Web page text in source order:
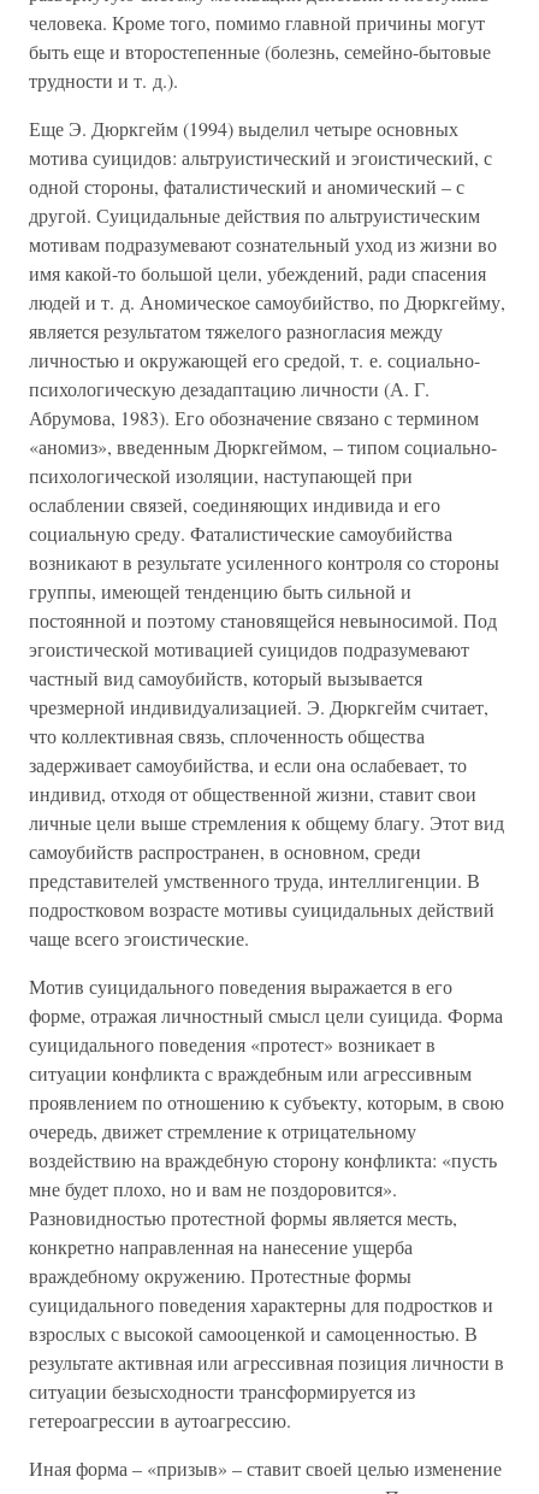
человека. Кроме того, помимо главной причины могут
быть еще и второстепенные (болезнь, семейно-бытовые
трудности и т. д.).
Еще Э. Дюркгейм (1994) выделил четыре основных
мотива суицидов: альтруистический и эгоистический, с
одной стороны, фаталистический и аномический – с
другой. Суицидальные действия по альтруистическим
мотивам подразумевают сознательный уход из жизни во
имя какой-то большой цели, убеждений, ради спасения
людей и т. д. Аномическое самоубийство, по Дюркгейму,
является результатом тяжелого разногласия между
личностью и окружающей его средой, т. е. социально-
психологическую дезадаптацию личности (А. Г.
Абрумова, 1983). Его обозначение связано с термином
«аномиз», введенным Дюркгеймом, – типом социально-
психологической изоляции, наступающей при
ослаблении связей, соединяющих индивида и его
социальную среду. Фаталистические самоубийства
возникают в результате усиленного контроля со стороны
группы, имеющей тенденцию быть сильной и
постоянной и поэтому становящейся невыносимой. Под
эгоистической мотивацией суицидов подразумевают
частный вид самоубийств, который вызывается
чрезмерной индивидуализацией. Э. Дюркгейм считает,
что коллективная связь, сплоченность общества
задерживает самоубийства, и если она ослабевает, то
индивид, отходя от общественной жизни, ставит свои
личные цели выше стремления к общему благу. Этот вид
самоубийств распространен, в основном, среди
представителей умственного труда, интеллигенции. В
подростковом возрасте мотивы суицидальных действий
чаще всего эгоистические.
Мотив суицидального поведения выражается в его
форме, отражая личностный смысл цели суицида. Форма
суицидального поведения «протест» возникает в
ситуации конфликта с враждебным или агрессивным
проявлением по отношению к субъекту, которым, в свою
очередь, движет стремление к отрицательному
воздействию на враждебную сторону конфликта: «пусть
мне будет плохо, но и вам не поздоровится».
Разновидностью протестной формы является месть,
конкретно направленная на нанесение ущерба
враждебному окружению. Протестные формы
суицидального поведения характерны для подростков и
взрослых с высокой самооценкой и самоценностью. В
результате активная или агрессивная позиция личности в
ситуации безысходности трансформируется из
гетероагрессии в аутоагрессию.
Иная форма – «призыв» – ставит своей целью изменение